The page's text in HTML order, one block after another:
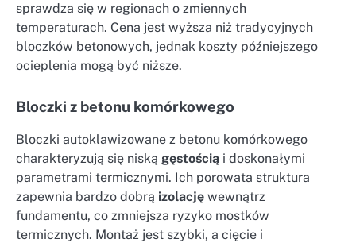
sprawdza się w regionach o zmiennych
temperaturach. Cena jest wyższa niż tradycyjnych
bloczków betonowych, jednak koszty późniejszego
ocieplenia mogą być niższe.
Bloczki z betonu komórkowego
Bloczki autoklawizowane z betonu komórkowego
charakteryzują się niską gęstością i doskonałymi
parametrami termicznymi. Ich porowata struktura
zapewnia bardzo dobrą izolację wewnątrz
fundamentu, co zmniejsza ryzyko mostków
termicznych. Montaż jest szybki, a cięcie i